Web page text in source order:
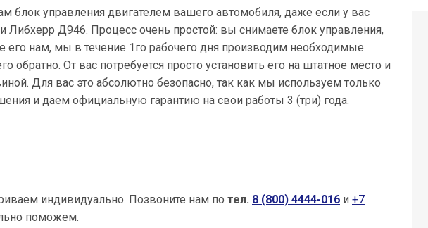
блок управления двигателем вашего автомобиля, даже если у вас
Д946. Процесс очень простой: вы снимаете блок управления,
его нам, мы в течение 1го рабочего дня производим необходимые
От вас потребуется просто установить его на штатное место и
Для вас это абсолютно безопасно, так как мы используем только
и даем официальную гарантию на свои работы 3 (три) года.
индивидуально. Позвоните нам по тел. 8 (800) 4444-016 и +7
поможем.